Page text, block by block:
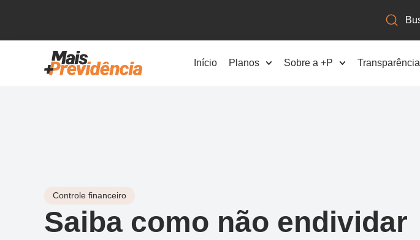
Início Planos Sobre a +P Transparência
Controle financeiro
Saiba como não endividar